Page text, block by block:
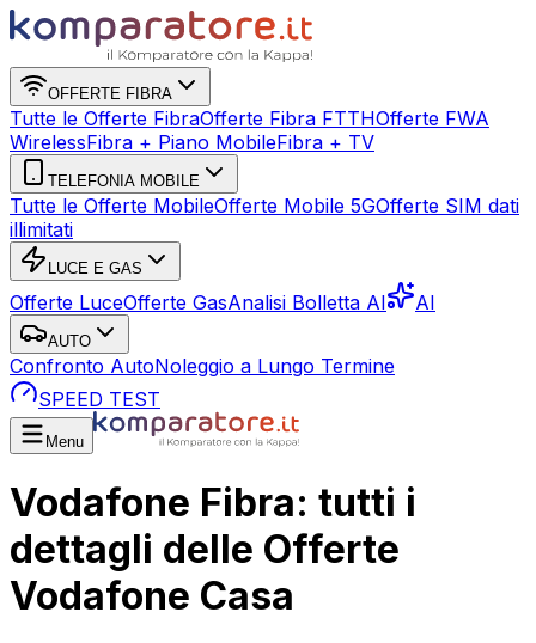
OFFERTE FIBRA
Tutte le Offerte FibraOfferte Fibra FTTHOfferte FWA
WirelessFibra + Piano MobileFibra + TV
TELEFONIA MOBILE
Tutte le Offerte MobileOfferte Mobile 5GOfferte SIM dati
illimitati
LUCE E GAS
Offerte LuceOfferte GasAnalisi Bolletta AI AI
AUTO
Confronto AutoNoleggio a Lungo Termine
SPEED TEST
Menu
Vodafone Fibra: tutti i
dettagli delle Offerte
Vodafone Casa